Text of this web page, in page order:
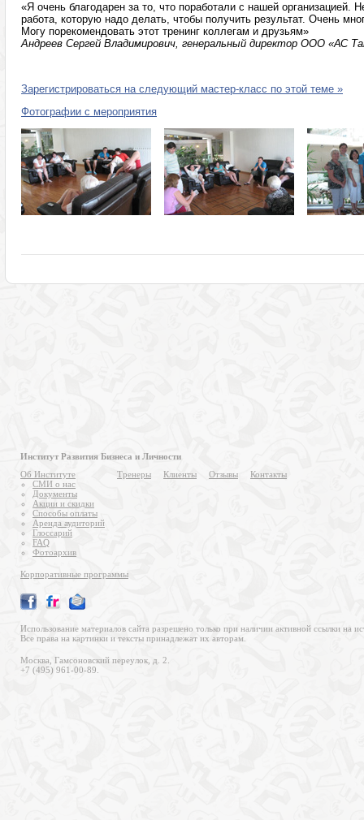
«Я очень благодарен за то, что поработали с нашей организацией.
работа, которую надо делать, чтобы получить результат. Очень
Могу порекомендовать этот тренинг коллегам и друзьям»
Андреев Сергей Владимирович, генеральный директор ООО «АС
Зарегистрироваться на следующий мастер-класс по этой теме »
Фотографии с мероприятия
Институт Развития Бизнеса и Личности
Об Институте
СМИ о нас
Документы
Акции и скидки
Способы оплаты
Аренда аудиторий
Глоссарий
FAQ
Фотоархив
Тренеры Клиенты Отзывы Контакты
Корпоративные программы
Использование материалов сайта разрешено только при наличии активной ссылки на
Все права на картинки и тексты принадлежат их авторам.
Москва, Гамсоновский переулок, д. 2.
+7 (495) 961-00-89.